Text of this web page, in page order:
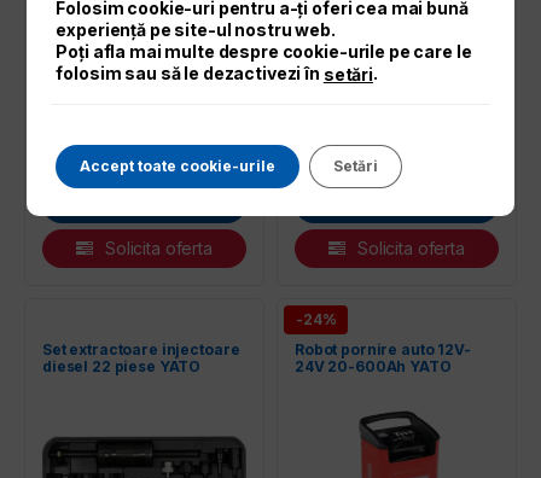
535,00lei
Solicita oferta
619,00lei
Solicita oferta
Set extractoare injectoare
diesel 22 piese YATO
-24%
Robot pornire auto 12V-
24V 20-600Ah YATO
Folosim cookie-uri pentru a-ți oferi cea mai bună
experiență pe site-ul nostru web.
Poți afla mai multe despre cookie-urile pe care le
folosim sau să le dezactivezi în setări.
Accept toate cookie-urile Setări